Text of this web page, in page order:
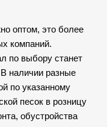
оптом, это более
компаний.
по выбору станет
наличии разные
по указанному
песок в розницу
обустройства